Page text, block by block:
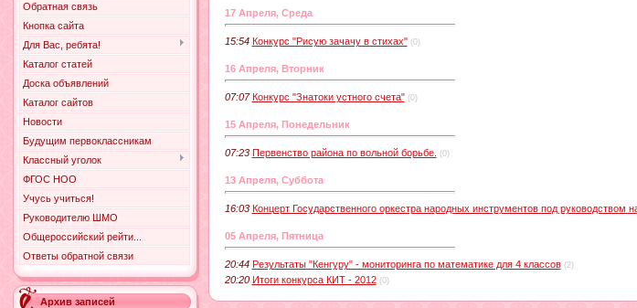
Обратная связь
Кнопка сайта
Для Вас, ребята!
Каталог статей
Доска объявлений
Каталог сайтов
Новости
Будущим первоклассникам
Классный уголок
ФГОС НОО
Учусь учиться!
Руководителю ШМО
Общероссийский рейти...
Ответы обратной связи
Архив записей
17 Апреля, Среда
15:54 Конкурс "Рисую зачачу в стихах" (0)
16 Апреля, Вторник
07:07 Конкурс "Знатоки устного счета" (0)
15 Апреля, Понедельник
07:23 Первенство района по вольной борьбе. (0)
13 Апреля, Суббота
16:03 Концерт Государственного оркестра народных инструментов под руководством
05 Апреля, Пятница
20:44 Результаты "Кенгуру" - мониторинга по математике для 4 классов (2)
20:20 Итоги конкурса КИТ - 2012 (0)